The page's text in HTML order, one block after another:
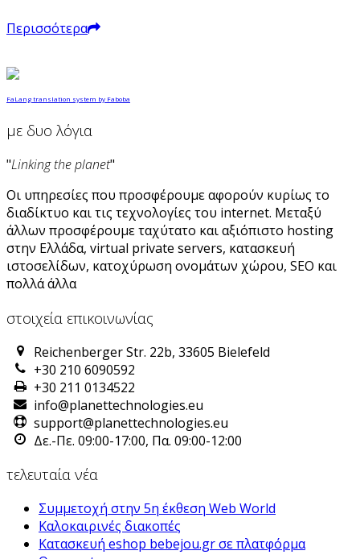
Περισσότερα
FaLang translation system by Faboba
με δυο λόγια
"Linking the planet"
Οι υπηρεσίες που προσφέρουμε αφορούν κυρίως το
διαδίκτυο και τις τεχνολογίες του internet. Μεταξύ
άλλων προσφέρουμε ταχύτατο και αξιόπιστο hosting
στην Ελλάδα, virtual private servers, κατασκευή
ιστοσελίδων, κατοχύρωση ονομάτων χώρου, SEO και
πολλά άλλα
στοιχεία επικοινωνίας
Reichenberger Str. 22b, 33605 Bielefeld
+30 210 6090592
+30 211 0134522
info@planettechnologies.eu
support@planettechnologies.eu
Δε.-Πε. 09:00-17:00, Πα. 09:00-12:00
τελευταία νέα
Συμμετοχή στην 5η έκθεση Web World
Καλοκαιρινές διακοπές
Κατασκευή eshop bebejou.gr σε πλατφόρμα